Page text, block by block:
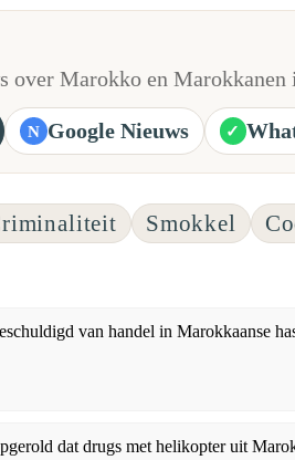
over Marokko en Marokkanen
N Google Nieuws ✓
Smokkel